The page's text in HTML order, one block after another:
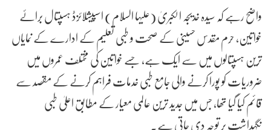
واضح رہے کہ سیدہ خدیجہ الکبریٰ (علیہا السلام) اسپیشلائزڈ ہسپتال برائے
خواتین، حرم مقدس حسینی کے صحت و طبی تعلیم کے ادارے کے نمایاں
ترین ہسپتالوں میں سے ایک ہے، جسے خواتین کی مختلف عمروں میں
ضروریات کو پورا کرنے والی جامع طبی خدمات فراہم کرنے کے مقصد سے
قائم کیا گیا تھا، جس میں جدید ترین عالمی معیار کے مطابق اعلیٰ طبی